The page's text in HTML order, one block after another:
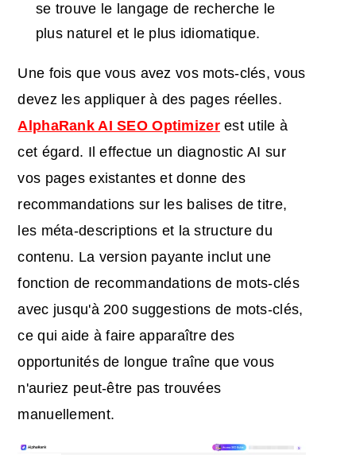
se trouve le langage de recherche le
plus naturel et le plus idiomatique.
Une fois que vous avez vos mots-clés, vous
devez les appliquer à des pages réelles.
AlphaRank AI SEO Optimizerest utile à
cet égard. Il effectue un diagnostic AI sur
vos pages existantes et donne des
recommandations sur les balises de titre,
les méta-descriptions et la structure du
contenu. La version payante inclut une
fonction de recommandations de mots-clés
avec jusqu'à 200 suggestions de mots-clés,
ce qui aide à faire apparaître des
opportunités de longue traîne que vous
n'auriez peut-être pas trouvées
manuellement.